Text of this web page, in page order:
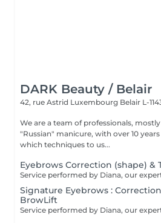
DARK Beauty / Belair
42, rue Astrid Luxembourg Belair L-
We are a team of professionals,
"Russian" manicure, with over 10 years of
which techniques to us...
Eyebrows Correction (shape) &
Signature Eyebrows :
BrowLift